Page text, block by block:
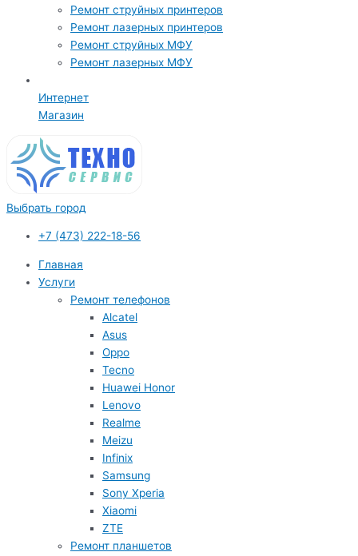
Ремонт струйных принтеров
Ремонт лазерных принтеров
Ремонт струйных МФУ
Ремонт лазерных МФУ
Интернет
Магазин
Выбрать город
+7 (473) 222-18-56
Главная
Услуги
Ремонт телефонов
Alcatel
Asus
Oppo
Tecno
Huawei Honor
Lenovo
Realme
Meizu
Infinix
Samsung
Sony Xperia
Xiaomi
ZTE
Ремонт планшетов